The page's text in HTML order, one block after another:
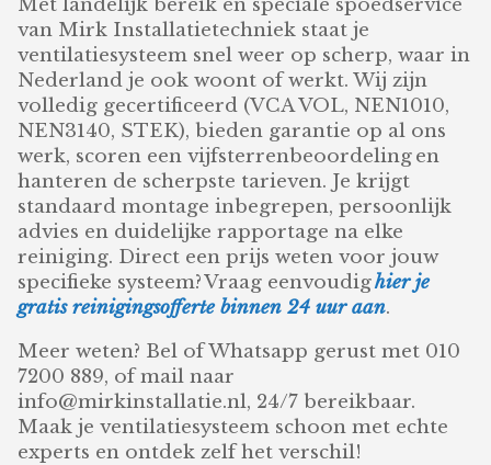
van Mirk Installatietechniek staat je
ventilatiesysteem snel weer op scherp, waar in
Nederland je ook woont of werkt. Wij zijn
volledig gecertificeerd (VCA VOL, NEN1010,
NEN3140, STEK), bieden garantie op al ons
werk, scoren een vijfsterrenbeoordeling en
hanteren de scherpste tarieven. Je krijgt
standaard montage inbegrepen, persoonlijk
advies en duidelijke rapportage na elke
reiniging. Direct een prijs weten voor jouw
specifieke systeem? Vraag eenvoudighier je
gratis reinigingsofferte binnen 24 uur aan.
Meer weten? Bel of Whatsapp gerust met 010
7200 889, of mail naar
info@mirkinstallatie.nl, 24/7 bereikbaar.
Maak je ventilatiesysteem schoon met echte
experts en ontdek zelf het verschil!